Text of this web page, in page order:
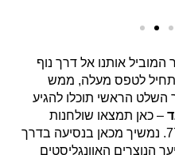
אותנו אל דרך נוף
לטפס מעלה, ממש
הראשי תוכלו להגיע
– כאן תמצאו שולחנות
פיקניק אל מול נוף טורען וכביש 77. נמשיך מכאן בנסיעה בדרך
הנוצרים האוונגליסטים